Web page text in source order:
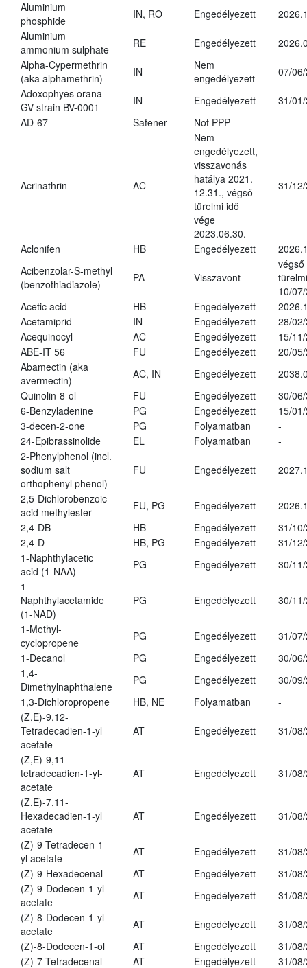
Aluminium
phosphide
IN, RO Engedélyezett
Aluminium
ammonium sulphate
RE Engedélyezett
Alpha-Cypermethrin
(aka alphamethrin)
IN
Nem
engedélyezett
07/
Adoxophyes orana
GV strain BV-0001
IN Engedélyezett
31/
AD-67
Safener Not PPP -
Acrinathrin AC
Nem
engedélyezett,
visszavonás
hatálya 2021.
12.31., végső
türelmi idő
vége
2023.06.30.
31/
Aclonifen HB Engedélyezett
Acibenzolar-S-methyl
(benzothiadiazole)
PA Visszavont
végső
10/
Acetic acid
HB Engedélyezett
Acetamiprid
IN Engedélyezett
28/
Acequinocyl
AC Engedélyezett
15/
ABE-IT 56
FU Engedélyezett
20/
Abamectin (aka
avermectin)
AC, IN Engedélyezett
Quinolin-8-ol
FU Engedélyezett
30/
6-Benzyladenine
PG Engedélyezett
15/
3-decen-2-one
PG Folyamatban
-
24-Epibrassinolide
EL Folyamatban
-
2-Phenylphenol (incl.
sodium salt
orthophenyl phenol)
FU Engedélyezett
2,5-Dichlorobenzoic
acid methylester
FU, PG Engedélyezett
2,4-DB
HB Engedélyezett
31/
2,4-D
HB, PG Engedélyezett
31/
1-Naphthylacetic
acid (1-NAA)
PG Engedélyezett
30/
1-
Naphthylacetamide
(1-NAD)
PG Engedélyezett 30/
1-Methyl-
cyclopropene
PG Engedélyezett
31/
1-Decanol
PG Engedélyezett
30/
1,4-
Dimethylnaphthalene
PG Engedélyezett
30/
1,3-Dichloropropene
HB, NE Folyamatban
-
(Z,E)-9,12-
Tetradecadien-1-yl
acetate
AT Engedélyezett 31/
(Z,E)-9,11-
tetradecadien-1-yl-
acetate
AT Engedélyezett 31/
(Z,E)-7,11-
Hexadecadien-1-yl
acetate
AT Engedélyezett 31/
(Z)-9-Tetradecen-1-
yl acetate
AT Engedélyezett
31/
(Z)-9-Hexadecenal
AT Engedélyezett
31/
(Z)-9-Dodecen-1-yl
acetate
AT Engedélyezett
31/
(Z)-8-Dodecen-1-yl
acetate
AT Engedélyezett
31/
(Z)-8-Dodecen-1-ol
AT Engedélyezett
31/
(Z)-7-Tetradecenal
AT Engedélyezett
31/